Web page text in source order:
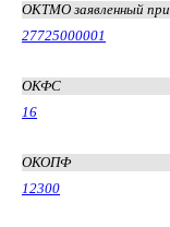
ОКТМО заявленный
27725000001
ОКФС
16
ОКОПФ
12300